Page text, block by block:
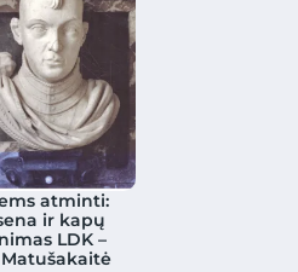
atminti:
ir kapų
LDK –